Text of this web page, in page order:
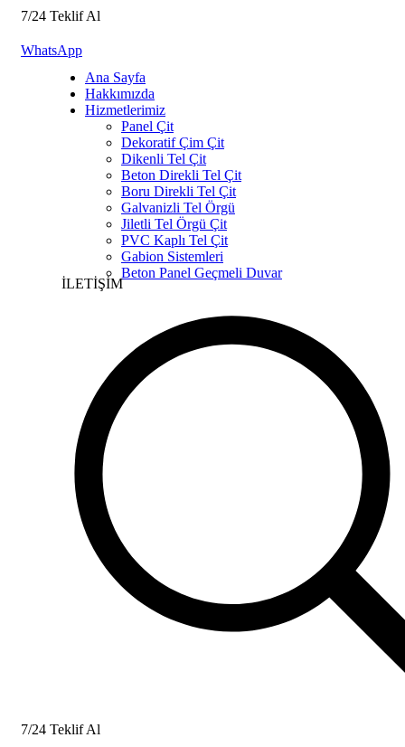
7/24 Teklif Al
WhatsApp
Ana Sayfa
Hakkımızda
Hizmetlerimiz
Panel Çit
Dekoratif Çim Çit
Dikenli Tel Çit
Beton Direkli Tel Çit
Boru Direkli Tel Çit
Galvanizli Tel Örgü
Jiletli Tel Örgü Çit
PVC Kaplı Tel Çit
Gabion Sistemleri
Beton Panel Geçmeli Duvar
İLETİŞİM
7/24 Teklif Al